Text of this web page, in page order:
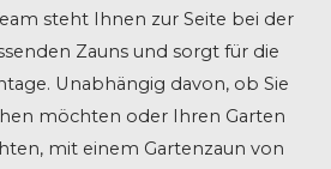
steht Ihnen zur Seite bei der
Zauns und sorgt für die
Unabhängig davon, ob Sie
möchten oder Ihren Garten
mit einem Gartenzaun von